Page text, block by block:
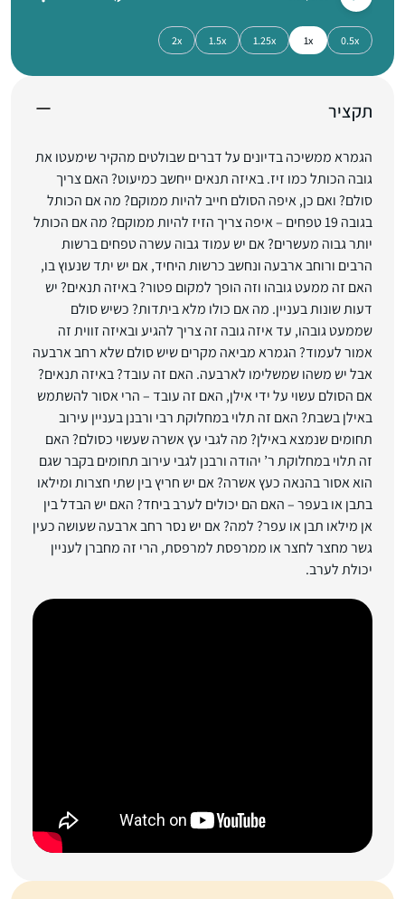
0.5x
1x
1.25x
1.5x
2x
תקציר
הגמרא ממשיכה בדיונים על דברים שבולטים מהקיר שימעטו את
גובה הכותל כמו זיז. באיזה תנאים ייחשב כמיעוט? האם צריך
סולם? ואם כן, איפה הסולם חייב להיות ממוקם? מה אם הכותל
בגובה 19 טפחים – איפה צריך הזיז להיות ממוקם? מה אם הכותל
יותר גבוה מעשרים? אם יש עמוד גבוה עשרה טפחים ברשות
הרבים ורוחב ארבעה ונחשב כרשות היחיד, אם יש יתד שנעוץ בו,
האם זה ממעט גובהו וזה הופך למקום פטור? באיזה תנאים? יש
דעות שונות בעניין. מה אם כולו מלא ביתדות? כשיש סולם
שממעט גובהו, עד איזה גובה זה צריך להגיע ובאיזה זווית זה
אמור לעמוד? הגמרא מביאה מקרים שיש סולם שלא רחב ארבעה
אבל יש משהו שמשלימו לארבעה. האם זה עובד? באיזה תנאים?
אם הסולם עשוי על ידי אילן, האם זה עובד – הרי אסור להשתמש
באילן בשבת? האם זה תלוי במחלוקת רבי ורבנן בעניין עירוב
תחומים שנמצא באילן? מה לגבי עץ אשרה שעשוי כסולם? האם
זה תלוי במחלוקת ר’ יהודה ורבנן לגבי עירוב תחומים בקבר שגם
הוא אסור בהנאה כעץ אשרה? אם יש חריץ בין שתי חצרות ומילאו
בתבן או בעפר – האם הם יכולים לערב ביחד? האם יש הבדל בין
אן מילאו תבן או עפר? למה? אם יש נסר רחב ארבעה שעושה כעין
גשר מחצר לחצר או ממרפסת למרפסת, הרי זה מחברן לעניין
יכולת לערב.